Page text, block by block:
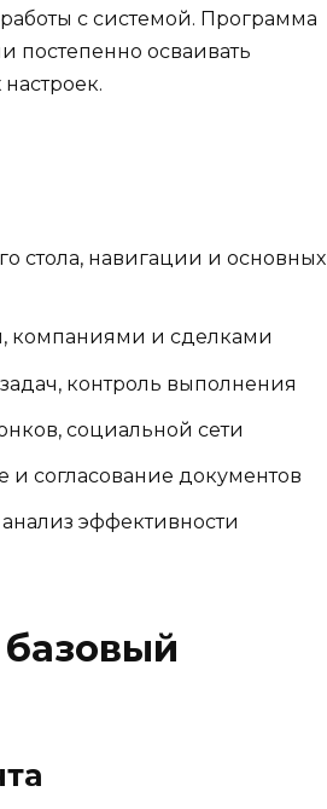
с системой. Программа
постепенно осваивать
стола, навигации и основных
компаниями и сделками
контроль выполнения
социальной сети
и согласование документов
эффективности